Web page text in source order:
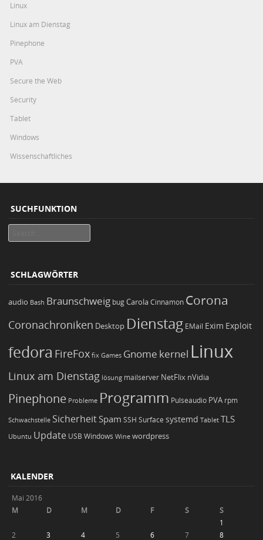
Linux
Linux am Dienstag
Pinephone
PVA
Secure the Web
Security
Tablet
Windows
Wissenschaftliches
SUCHFUNKTION
SCHLAGWÖRTER
audio Bash Braunschweig bugCarola Cinnamon Corona
Coronachroniken Desktop Dienstag EMail Exim Exploit
fedora FireFox fix Games Gnome kernel Linux
Linux am Dienstag lösung mailserver NetFlix nVidia
Pinephone Probleme Programm Pulseaudio PVA rpm
Schwachstelle Sicherheit Spam SSH Surface systemd Tablet TLS
Ubuntu Update USB Windows Wine wordpress
KALENDER
Mai 2016
M
D M D F S
S
1
2
3 4 5 6 7 8